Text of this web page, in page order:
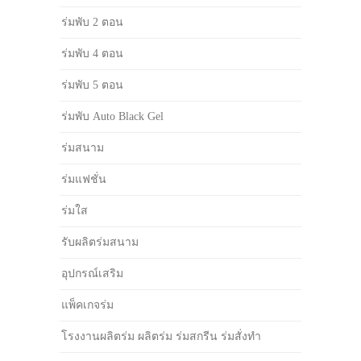
ร่มพับ 2 ตอน
ร่มพับ 4 ตอน
ร่มพับ 5 ตอน
ร่มพับ Auto Black Gel
ร่มสนาม
ร่มแฟชั่น
ร่มใส
รับผลิตร่มสนาม
อุปกรณ์เสริม
แพ็คเกจร่ม
โรงงานผลิตร่ม ผลิตร่ม ร่มสกรีน ร่มสั่งทำ